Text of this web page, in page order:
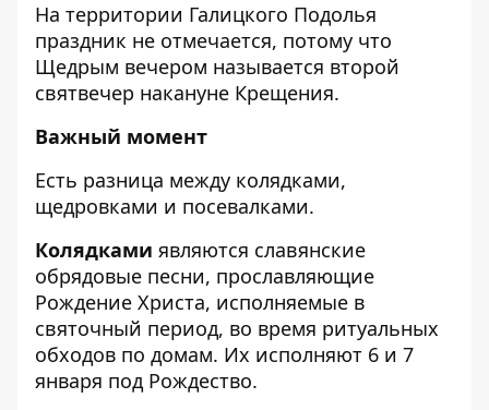
На территории Галицкого Подолья
праздник не отмечается, потому что
Щедрым вечером называется второй
святвечер накануне Крещения.
Важный момент
Есть разница между колядками,
щедровками и посевалками.
Колядками являются славянские
обрядовые песни, прославляющие
Рождение Христа, исполняемые в
святочный период, во время ритуальных
обходов по домам. Их исполняют 6 и 7
января под Рождество.